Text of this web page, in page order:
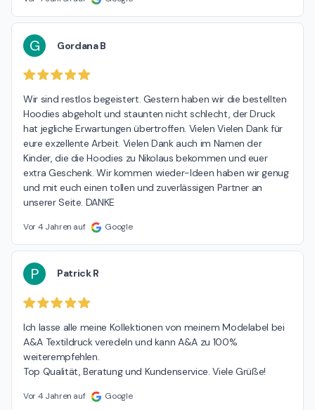
G Gordana B
Wir sind restlos begeistert. Gestern haben wir die bestellten
Hoodies abgeholt und staunten nicht schlecht, der Druck
hat jegliche Erwartungen übertroffen. Vielen Vielen Dank für
eure exzellente Arbeit. Vielen Dank auch im Namen der
Kinder, die die Hoodies zu Nikolaus bekommen und euer
extra Geschenk. Wir kommen wieder-Ideen haben wir genug
und mit euch einen tollen und zuverlässigen Partner an
unserer Seite. DANKE
Vor 4 Jahren auf Google
P Patrick R
Ich lasse alle meine Kollektionen von meinem Modelabel bei
A&A Textildruck veredeln und kann A&A zu 100%
weiterempfehlen.
Top Qualität, Beratung und Kundenservice. Viele Grüße!
Vor 4 Jahren auf Google